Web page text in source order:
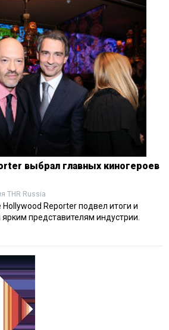
выбрал главных киногероев
THR Russia
Reporter подвел итоги и
представителям индустрии.